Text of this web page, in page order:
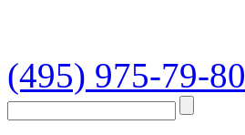
(495) 975-79-80